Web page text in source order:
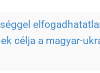
célja a magyar-